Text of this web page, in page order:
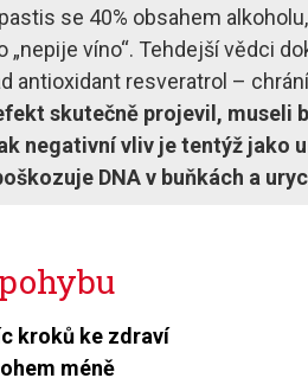
se 40% obsahem
„nepije víno“. Tehdejší vědci
antioxidant resveratrol –
skutečně projevil, museli
negativní vliv je tentýž jako
DNA v buňkách a
kroků ke zdraví
méně